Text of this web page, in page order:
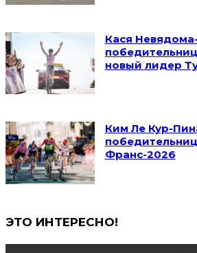
Кася
новый лидер
Ким Ле Кур-
Франс-2026
ЭТО ИНТЕРЕСНО!